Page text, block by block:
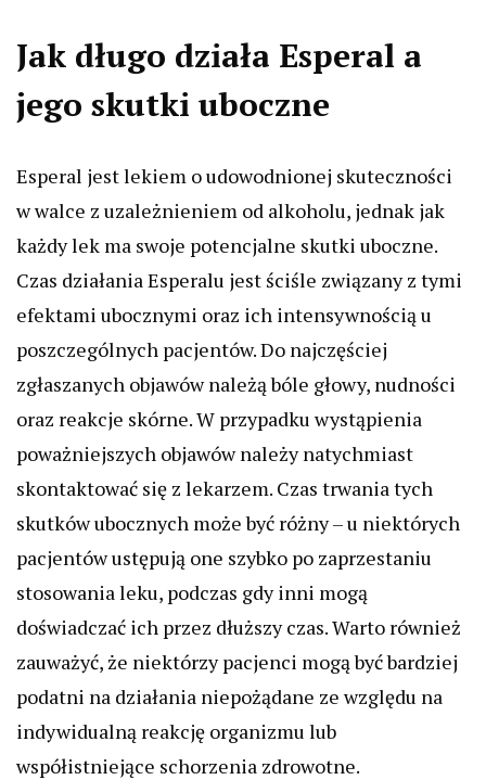
Jak długo działa Esperal a
jego skutki uboczne
Esperal jest lekiem o udowodnionej skuteczności
w walce z uzależnieniem od alkoholu, jednak jak
każdy lek ma swoje potencjalne skutki uboczne.
Czas działania Esperalu jest ściśle związany z tymi
efektami ubocznymi oraz ich intensywnością u
poszczególnych pacjentów. Do najczęściej
zgłaszanych objawów należą bóle głowy, nudności
oraz reakcje skórne. W przypadku wystąpienia
poważniejszych objawów należy natychmiast
skontaktować się z lekarzem. Czas trwania tych
skutków ubocznych może być różny – u niektórych
pacjentów ustępują one szybko po zaprzestaniu
stosowania leku, podczas gdy inni mogą
doświadczać ich przez dłuższy czas. Warto również
zauważyć, że niektórzy pacjenci mogą być bardziej
podatni na działania niepożądane ze względu na
indywidualną reakcję organizmu lub
współistniejące schorzenia zdrowotne.